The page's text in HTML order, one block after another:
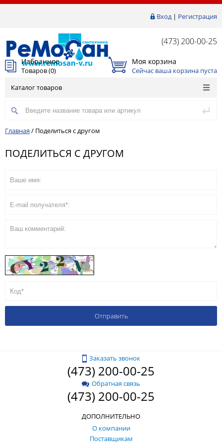
Вход| Регистрация
(473) 200-00-25
Избранное
Товаров (0)
Моя корзина
Сейчас ваша корзина пуста
Каталог товаров
Главная / Поделиться с другом
ПОДЕЛИТЬСЯ С ДРУГОМ
Заказать звонок
(473) 200-00-25
Обратная связь
(473) 200-00-25
ДОПОЛНИТЕЛЬНО
О компании
Поставщикам